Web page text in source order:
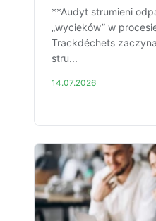
**Audyt strumieni
„wycieków” w
Trackdéchets
stru...
14.07.2026